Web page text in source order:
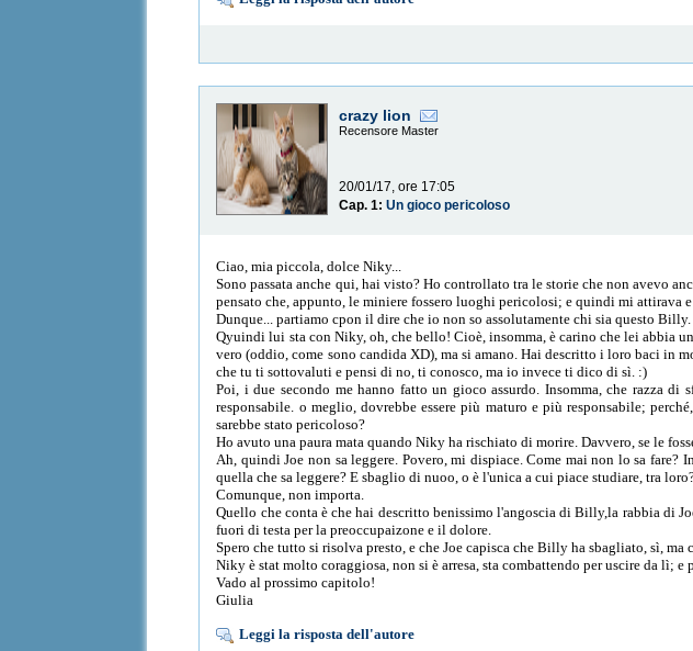
crazy lion
Recensore Master
20/01/17, ore 17:05
Cap. 1:Un gioco pericoloso
Ciao, mia piccola, dolce Niky...
Sono passata anche qui, hai visto? Ho controllato tra le storie che non avevo
pensato che, appunto, le miniere fossero luoghi pericolosi; e quindi mi attirava
Dunque... partiamo cpon il dire che io non so assolutamente chi sia questo
Qyuindi lui sta con Niky, oh, che bello! Cioè, insomma, è carino che lei abbia
vero (oddio, come sono candida XD), ma si amano. Hai descritto i loro baci in
che tu ti sottovaluti e pensi di no, ti conosco, ma io invece ti dico di sì. :)
Poi, i due secondo me hanno fatto un gioco assurdo. Insomma, che razza
responsabile. o meglio, dovrebbe essere più maturo e più responsabile;
sarebbe stato pericoloso?
Ho avuto una paura mata quando Niky ha rischiato di morire. Davvero, se le
Ah, quindi Joe non sa leggere. Povero, mi dispiace. Come mai non lo sa
quella che sa leggere? E sbaglio di nuoo, o è l'unica a cui piace studiare, tra
Comunque, non importa.
Quello che conta è che hai descritto benissimo l'angoscia di Billy,la rabbia di
fuori di testa per la preoccupaizone e il dolore.
Spero che tutto si risolva presto, e che Joe capisca che Billy ha sbagliato, sì, ma
Niky è stat molto coraggiosa, non si è arresa, sta combattendo per uscire da lì; e
Vado al prossimo capitolo!
Giulia
Leggi la risposta dell'autore